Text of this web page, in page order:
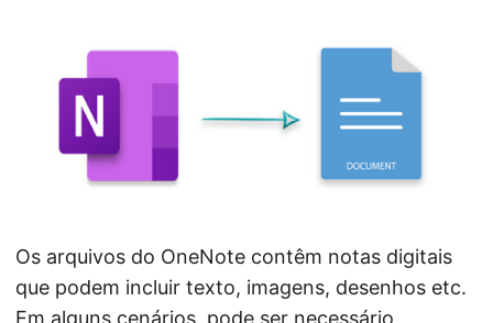
Os arquivos do OneNote contêm notas digitais
que podem incluir texto, imagens, desenhos etc.
Em alguns cenários, pode ser necessário